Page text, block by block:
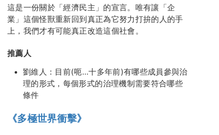
這是一份關於「經濟民主」的宣言。唯有讓「企
業」這個怪獸重新回到真正為它努力打拚的人的手
上，我們才有可能真正改造這個社會。
推薦人
劉維人：目前(呃…十多年前)有哪些成員參與治
理的形式，每個形式的治理機制需要符合哪些
條件
《多極世界衝擊》